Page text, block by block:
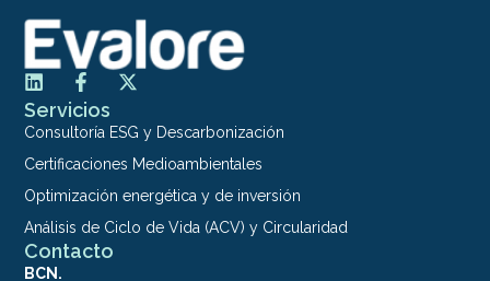
Servicios
Consultoría ESG y Descarbonización
Certificaciones Medioambientales
Optimización energética y de inversión
Análisis de Ciclo de Vida (ACV) y Circularidad
Contacto
BCN.